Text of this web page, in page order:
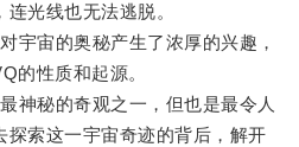
光线也无法逃脱。
宙的奥秘产生了浓厚的兴趣，
的性质和起源。
秘的奇观之一，但也是最令人
探索这一宇宙奇迹的背后，解开